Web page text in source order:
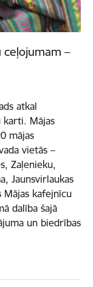
ceļojumam –
atkal
karti. Mājas
mājas
vietās –
Zaļenieku,
Jaunsvirlaukas
Mājas kafejnīcu
dalība šajā
un biedrības